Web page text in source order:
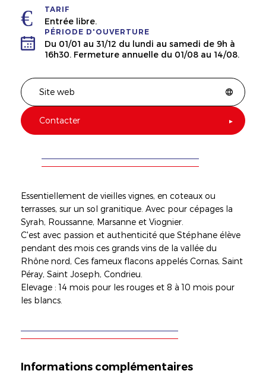
TARIF
Entrée libre.
PÉRIODE D'OUVERTURE
Du 01/01 au 31/12 du lundi au samedi de 9h à
16h30. Fermeture annuelle du 01/08 au 14/08.
Site web
Contacter
Essentiellement de vieilles vignes, en coteaux ou
terrasses, sur un sol granitique. Avec pour cépages la
Syrah, Roussanne, Marsanne et Viognier.
C'est avec passion et authenticité que Stéphane élève
pendant des mois ces grands vins de la vallée du
Rhône nord, Ces fameux flacons appelés Cornas, Saint
Péray, Saint Joseph, Condrieu.
Elevage : 14 mois pour les rouges et 8 à 10 mois pour
les blancs.
Informations complémentaires